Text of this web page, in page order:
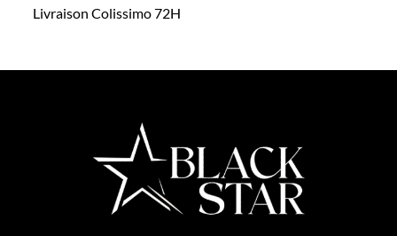
Livraison Colissimo 72H